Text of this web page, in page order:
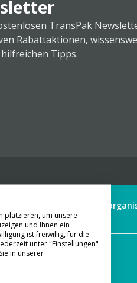
TransPak
Rabattaktionen,
Tipps.
Abholung ist leider aus
platzieren, um unsere
und Ihnen ein
ist freiwillig, für die
unter "Einstellungen"
in unserer